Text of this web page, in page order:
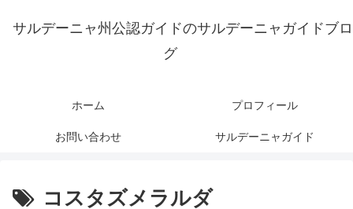
サルデーニャ州公認ガイドのサルデーニャガイドブロ
グ
ホーム プロフィール
お問い合わせ サルデーニャガイド
コスタズメラルダ